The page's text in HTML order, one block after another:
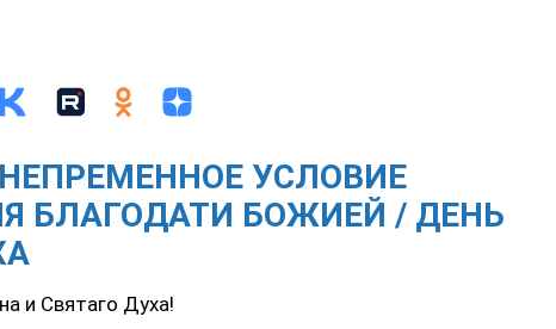
УСЛОВИЕ
БЛАГОДАТИ БОЖИЕЙ / ДЕНЬ
и Святаго Духа!